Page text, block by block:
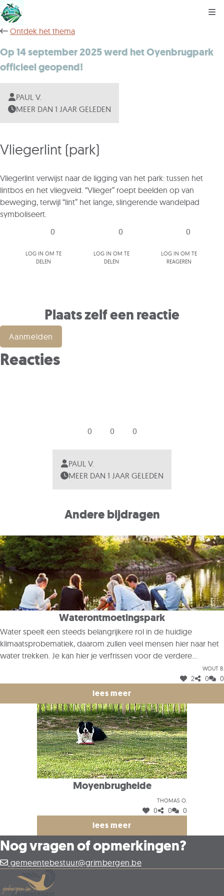
Ontdek het thema
Op 14 september 2025 werd het Oyenbrugpark
officieel geopend!
PAUL V.
MEER DAN 1 JAAR GELEDEN
Vliegerlint (park)
Vliegerlint verwijst naar de ligging van het park: tussen het
lintbos en het vliegveld. “Vlieger” roept beelden op van
beweging, terwijl “lint” het lange, slingerende wandelpad
symboliseert.
0
Log in om te
delen
0
Log in om te
delen
0
Log in om te
reageren
Plaats zelf een reactie
Aanmelden
Reacties
0 0 0
PAUL V.
MEER DAN 1 JAAR GELEDEN
Andere bijdragen
Waterontmoetingspark
Water speelt een steeds belangrijkere rol in de huidige
klimaatsprobematiek, daarom zullen veel mensen hier naar het
water trekken. Je kan hier je verfrissen voor de verdere
wandeltocht. Aanraking met koud water kan je een fysieke en
mentale gezondheid een boost geven. Het park wordt een
hotspot worden voor jong en oud waar iedereen samen kan
komen.
Wout B.
2 0 0
lees meer
Moyenbrugheide
Thomas O.
0 0 0
lees meer
Nog vragen of opmerkingen?
gemeentebestuur@grimbergen.be